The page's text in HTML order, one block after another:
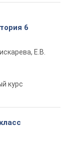
6
Е.В.
курс